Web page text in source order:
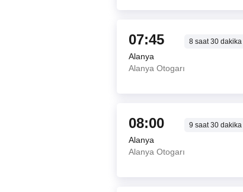
07:45 8 saat30 dakika
Alanya
Alanya Otogarı
08:00 9 saat30 dakika
Alanya
Alanya Otogarı